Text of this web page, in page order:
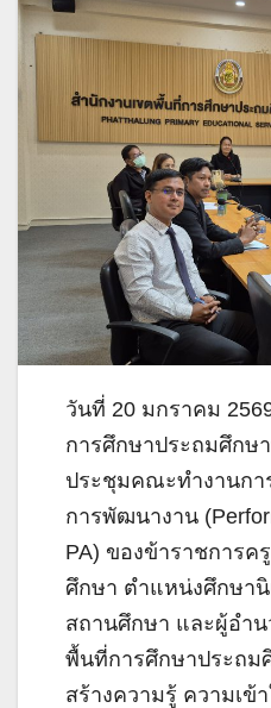
วันที่ 20 มกราคม
การศึกษาประถมศึกษ
ประชุมคณะทำงานก
การพัฒนางาน
PA) ของข้าราชการค
ศึกษา ตำแหน่งศึกษา
สถานศึกษา และผู้อำ
พื้นที่การศึกษาประถม
สร้างความรู้ ความเข้